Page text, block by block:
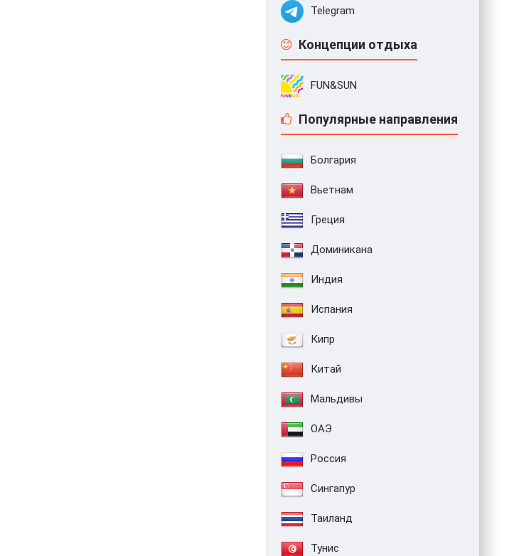
Telegram
Концепции отдыха
FUN&SUN
Популярные направления
Болгария
Вьетнам
Греция
Доминикана
Индия
Испания
Кипр
Китай
Мальдивы
ОАЭ
Россия
Сингапур
Таиланд
Тунис